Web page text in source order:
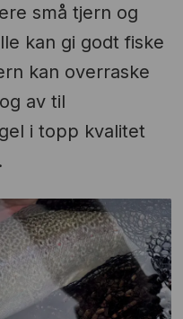
små tjern og
kan gi godt fiske
kan overraske
av til
i topp kvalitet